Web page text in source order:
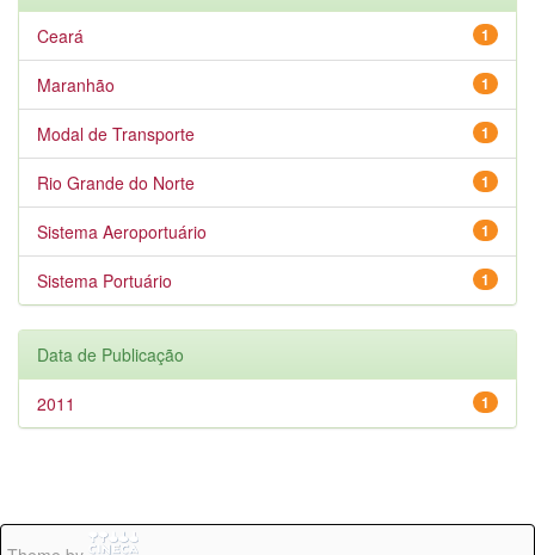
1
Ceará
1
Maranhão
1
Modal de Transporte
1
Rio Grande do Norte
1
Sistema Aeroportuário
1
Sistema Portuário
Data de Publicação
1
2011